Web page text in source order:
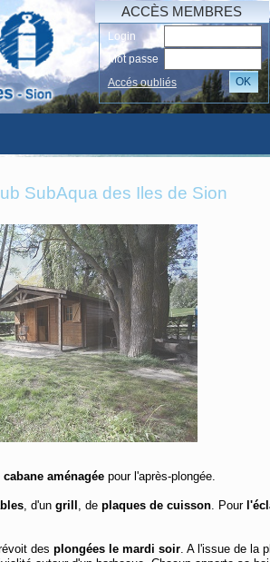
ACCÈS MEMBRES
Login
Mot passe
Accés oubliés
OK
SubAqua des Iles de Sion
cabane aménagée pour l'après-plongée.
, d'ungrill , deplaques de cuisson . Pour
des plongées le mardi soir . A l'issue de la